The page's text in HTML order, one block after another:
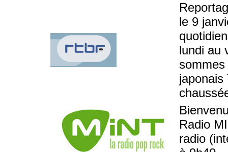
le 9
lundi au
japonais
Radio
radio